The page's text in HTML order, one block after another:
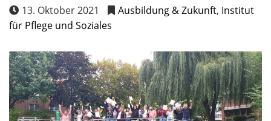
13. Oktober 2021 Ausbildung & Zukunft, Institut
für Pflege und Soziales